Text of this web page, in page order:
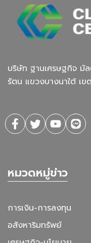
บริษัท ฐานเศรษฐกิจ มั
รัตน แขวงบางนาใต้ เ
หมวดหมู่ข่าว
การเงิน-การลงทุน
อสังหาริมทรัพย์